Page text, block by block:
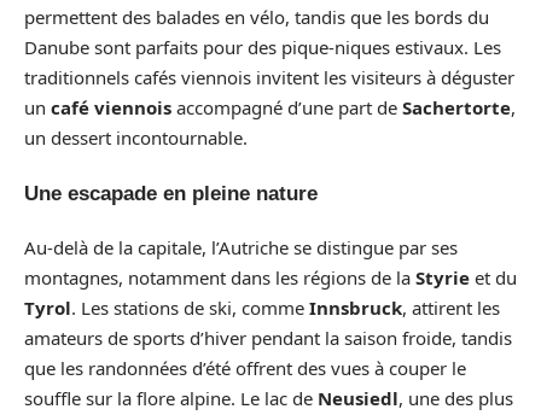
permettent des balades en vélo, tandis que les bords du
Danube sont parfaits pour des pique-niques estivaux. Les
traditionnels cafés viennois invitent les visiteurs à déguster
un café viennois accompagné d’une part de Sachertorte,
un dessert incontournable.
Une escapade en pleine nature
Au-delà de la capitale, l’Autriche se distingue par ses
montagnes, notamment dans les régions de la Styrie et du
Tyrol. Les stations de ski, comme Innsbruck, attirent les
amateurs de sports d’hiver pendant la saison froide, tandis
que les randonnées d’été offrent des vues à couper le
souffle sur la flore alpine. Le lac de Neusiedl, une des plus